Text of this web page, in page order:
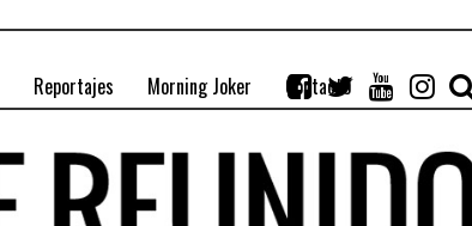
Reportajes Morning Joker Contacto